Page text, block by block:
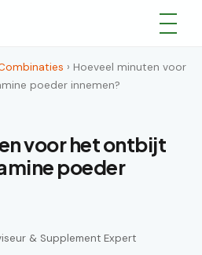
› Hoeveel minuten voor
poeder innemen?
voor het ontbijt
poeder
& Supplement Expert